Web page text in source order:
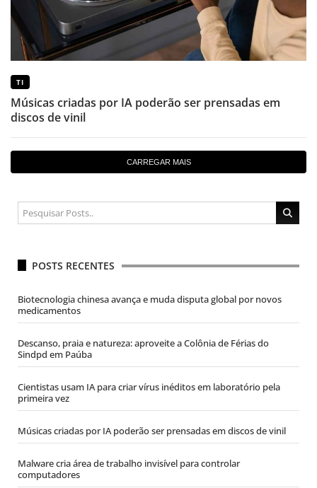
TI
Músicas criadas por IA poderão ser prensadas em
discos de vinil
CARREGAR MAIS
POSTS RECENTES
Biotecnologia chinesa avança e muda disputa global por novos
medicamentos
Descanso, praia e natureza: aproveite a Colônia de Férias do
Sindpd em Paúba
Cientistas usam IA para criar vírus inéditos em laboratório pela
primeira vez
Músicas criadas por IA poderão ser prensadas em discos de vinil
Malware cria área de trabalho invisível para controlar
computadores